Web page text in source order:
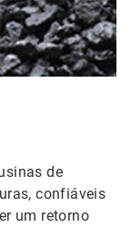
de
confiáveis
um retorno